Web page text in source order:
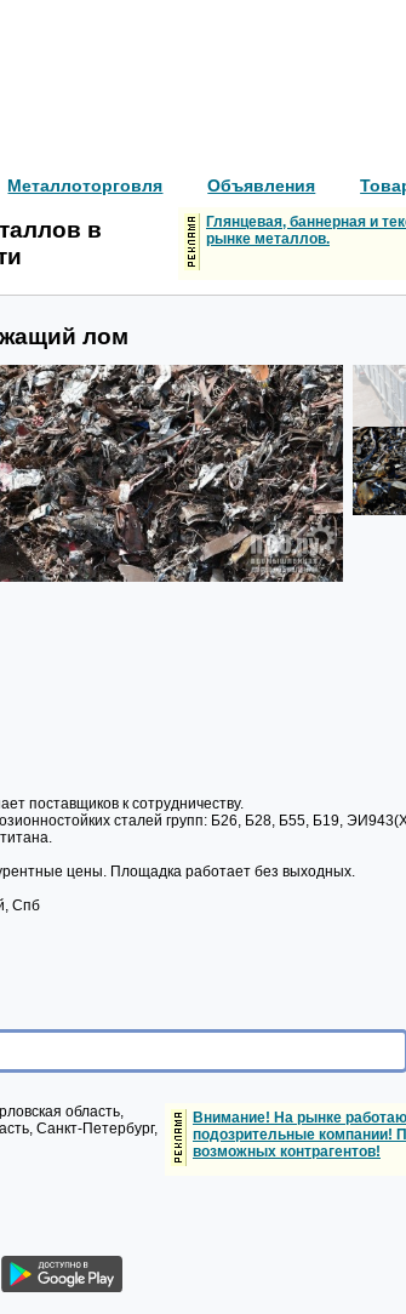
Металлоторговля Объявления
в
Глянцевая, баннерная и
рынке металлов.
лом
поставщиков к сотрудничеству.
сталей групп: Б26, Б28, Б55, Б19,
цены. Площадка работает без выходных.
Спб
область,
Санкт-Петербург,
Внимание! На рынке
подозрительные компании!
возможных контрагентов!